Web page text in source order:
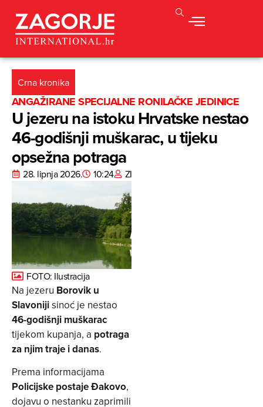
Crna kronika
ANGAŽIRANE SPECIJALNE RONILAČKE JEDINICE
U jezeru na istoku Hrvatske nestao
46-godišnji muškarac, u tijeku
opsežna potraga
28. lipnja 2026. 10:24 ZI
FOTO: Ilustracija
Na jezeru Borovik u
Slavonijisinoć je nestao
46-godišnji muškarac
tijekom kupanja, a potraga
za njim traje i danas.
Prema informacijama
Policijske postaje Đakovo,
dojavu o nestanku zaprimili